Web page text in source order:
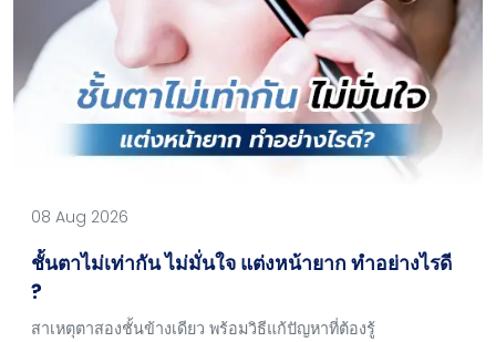
08 Aug 2026
ชั้นตาไม่เท่ากัน ไม่มั่นใจ แต่งหน้ายาก ทำอย่างไรดี
?
สาเหตุตาสองชั้นข้างเดียว พร้อมวิธีแก้ปัญหาที่ต้องรู้